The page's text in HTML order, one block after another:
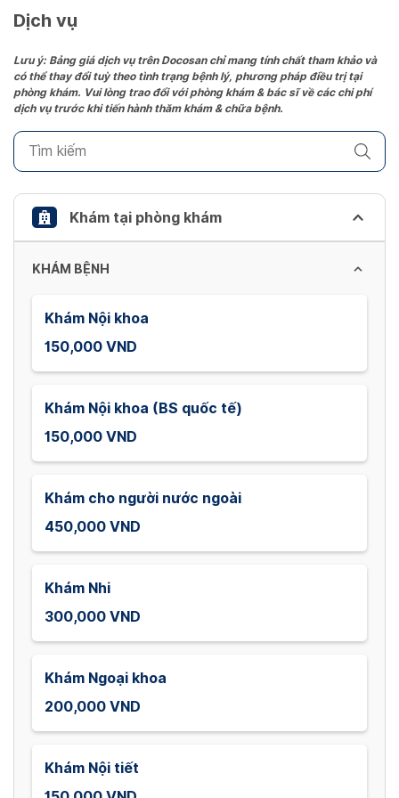
date.
the
question
mark
to
keyboard
shortcuts
changing
Dịch vụ
Lưu ý: Bảng giá dịch vụ trên Docosan chỉ mang tính chất tham khảo và
có thể thay đổi tuỳ theo tình trạng bệnh lý, phương pháp điều trị tại
phòng khám. Vui lòng trao đổi với phòng khám & bác sĩ về các chi phí
dịch vụ trước khi tiến hành thăm khám & chữa bệnh.
Khám tại phòng khám
KHÁM BỆNH
Khám Nội khoa
150,000 VND
Khám Nội khoa (BS quốc tế)
150,000 VND
Khám cho người nước ngoài
450,000 VND
Khám Nhi
300,000 VND
Khám Ngoại khoa
200,000 VND
Khám Nội tiết